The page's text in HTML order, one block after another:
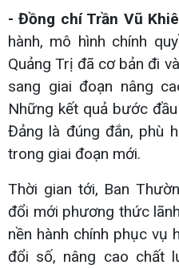
- Đồng chí Trần Vũ
hành, mô hình chính
Quảng Trị đã cơ bản đi
sang giai đoạn nâng
Những kết quả bước
Đảng là đúng đắn, phù
trong giai đoạn mới.
Thời gian tới, Ban
đổi mới phương thức
nền hành chính phục vụ
đổi số, nâng cao chất